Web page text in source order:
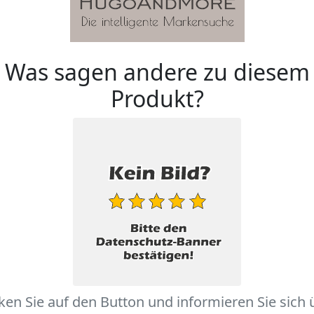
Was sagen andere zu diesem
Produkt?
Sie auf den Button und informieren Sie sich